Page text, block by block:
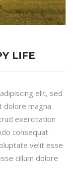
LIFE
elit, sed
dolore magna
exercitation
consequat.
velit esse
cillum dolore